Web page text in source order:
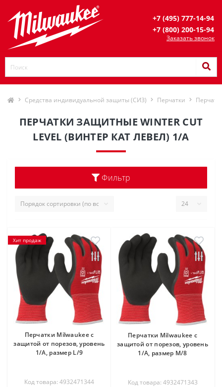
+7 (495) 777-14-94
+7 (800) 200-15-94
Заказать звонок
Средства индивидуальной защиты (СИЗ) Перчатки
ПЕРЧАТКИ ЗАЩИТНЫЕ WINTER CUT
LEVEL (ВИНТЕР КАТ ЛЕВЕЛ) 1/A
Фильтр
Хит продаж
Перчатки Milwaukee с
защитой от порезов, уровень
1/A, размер L/9
Код товара: 4932471344
Перчатки Milwaukee с
защитой от порезов, уровень
1/A, размер M/8
Код товара: 4932471343